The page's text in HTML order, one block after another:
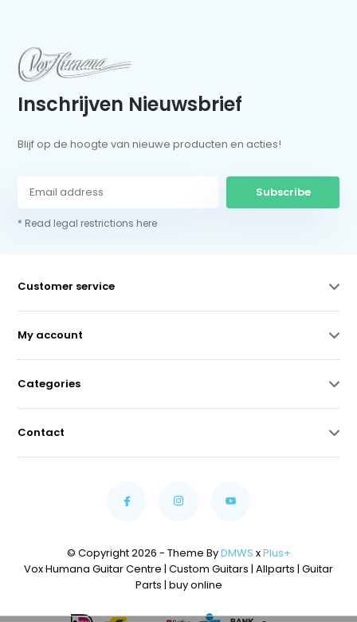
Inschrijven Nieuwsbrief
Blijf op de hoogte van nieuwe producten en acties!
Subscribe
* Read legal restrictions here
Customer service
My account
Categories
Contact
© Copyright 2026 - Theme ByDMWS xPlus+
Vox Humana Guitar Centre | Custom Guitars | Allparts | Guitar
Parts | buy online